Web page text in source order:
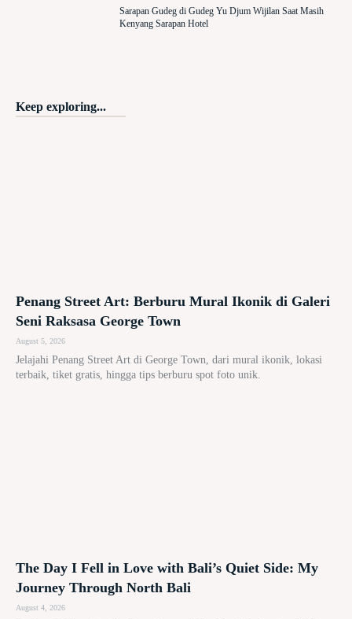
Sarapan Gudeg di Gudeg Yu Djum Wijilan Saat Masih
Kenyang Sarapan Hotel
Keep exploring...
Penang Street Art: Berburu Mural Ikonik di Galeri
Seni Raksasa George Town
August 5, 2026
Jelajahi Penang Street Art di George Town, dari mural ikonik, lokasi
terbaik, tiket gratis, hingga tips berburu spot foto unik.
The Day I Fell in Love with Bali’s Quiet Side: My
Journey Through North Bali
August 4, 2026